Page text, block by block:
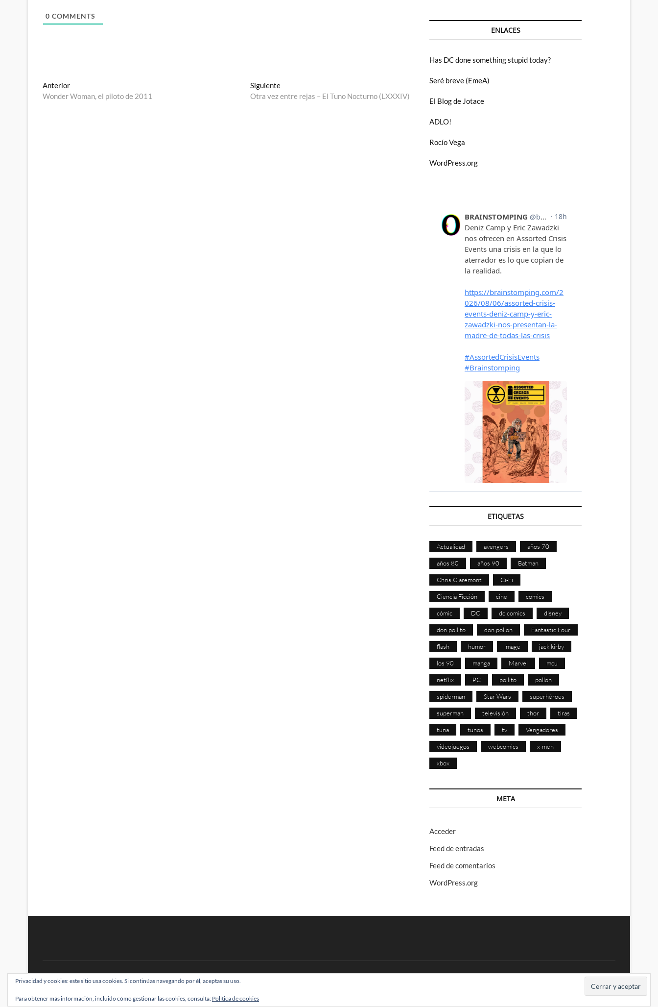
0 COMMENTS
Navegación
de
AnteriorEntrada
anterior:
Wonder Woman, el piloto de 2011
SiguienteEntrada
siguiente:
Otra vez entre rejas – El Tuno Nocturno (LXXXIV)
ENLACES
Has DC done something stupid today?
Seré breve (EmeA)
El Blog de Jotace
ADLO!
Rocío Vega
WordPress.org
ETIQUETAS
Actualidad avengers años 70
años 80 años 90 Batman
Chris Claremont Ci-Fi
Ciencia Ficción cine comics
cómic DC dc comics disney
don pollito don pollon Fantastic Four
flash humor image jack kirby
los 90 manga Marvel mcu
netflix PC pollito pollon
spiderman Star Wars superhéroes
superman televisión thor tiras
tuna tunos tv Vengadores
videojuegos webcomics x-men
xbox
META
Acceder
Feed de entradas
Feed de comentarios
WordPress.org
BRAINSTOMPING| Diseñado por:Theme Freesia|WordPress| © Todos los derechos reservados
Privacidad y cookies: este sitio usa cookies. Si continúas navegando por él, aceptas su uso.
Para obtener más información, incluido cómo gestionar las cookies, consulta: Política de cookies